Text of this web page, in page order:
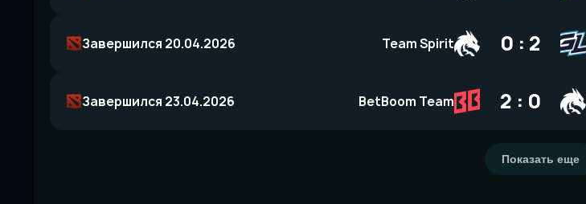
Завершился 20.04.2026 Team Spirit 0 : 2
Завершился 23.04.2026 BetBoom Team 2 : 0
Показать еще